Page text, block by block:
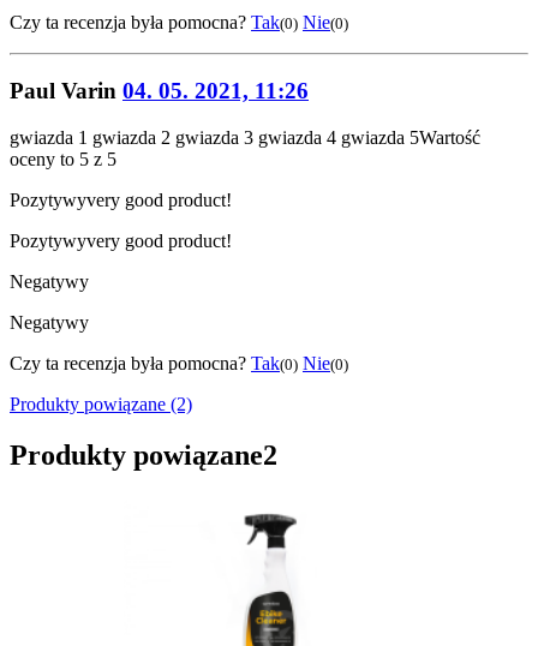
Czy ta recenzja była pomocna? Tak(0) Nie(0)
Paul Varin 04. 05. 2021, 11:26
gwiazda 1 gwiazda 2 gwiazda 3 gwiazda 4 gwiazda 5Wartość
oceny to 5 z 5
Pozytywyvery good product!
Pozytywyvery good product!
Negatywy
Negatywy
Czy ta recenzja była pomocna? Tak(0) Nie(0)
Produkty powiązane (2)
Produkty powiązane2